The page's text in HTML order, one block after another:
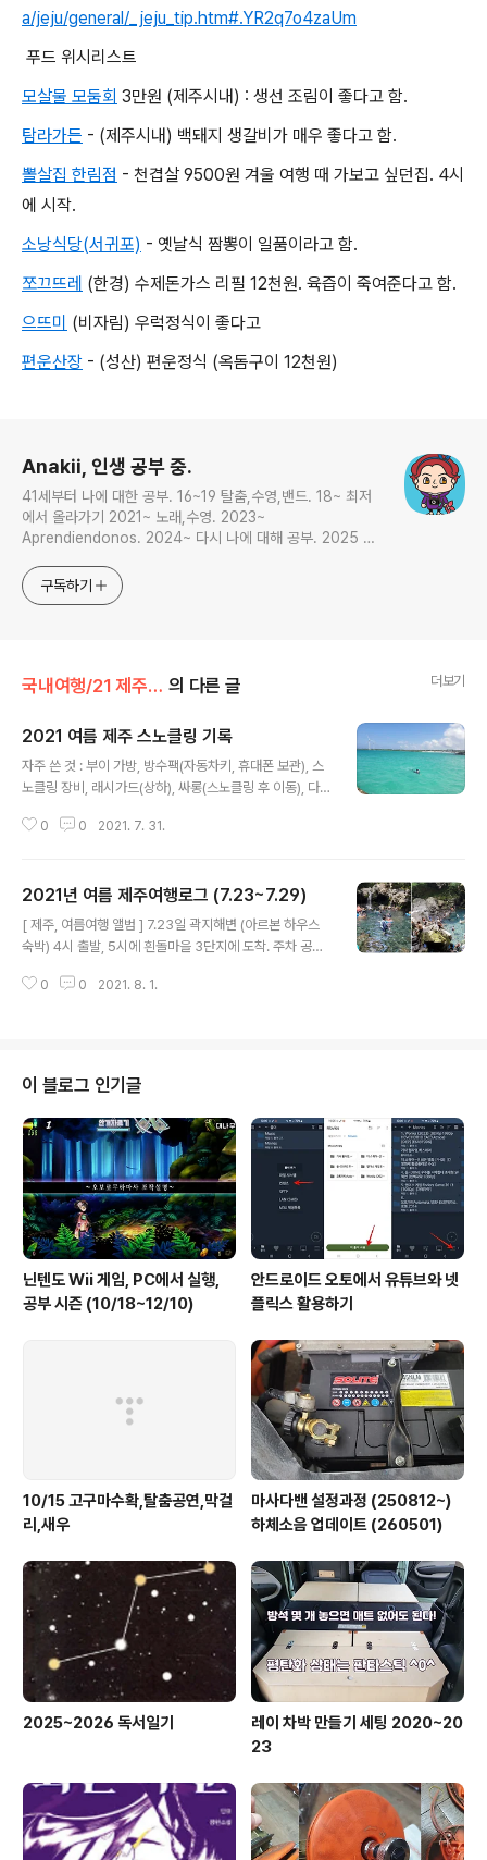
a/jeju/general/_jeju_tip.htm#.YR2q7o4zaUm
푸드 위시리스트
모살물 모둠회 3만원 (제주시내) : 생선 조림이 좋다고 함.
탐라가든 - (제주시내) 백돼지 생갈비가 매우 좋다고 함.
뽈살집 한림점 - 천겹살 9500원 겨울 여행 때 가보고 싶던집. 4시
에 시작.
소낭식당(서귀포) - 옛날식 짬뽕이 일품이라고 함.
쪼끄뜨레 (한경) 수제돈가스 리필 12천원. 육즙이 죽여준다고 함.
으뜨미 (비자림) 우럭정식이 좋다고
편운산장 - (성산) 편운정식 (옥돔구이 12천원)
Anakii, 인생 공부 중.
41세부터 나에 대한 공부. 16~19 탈춤,수영,밴드. 18~ 최저
에서 올라가기 2021~ 노래,수영. 2023~
Aprendiendonos. 2024~ 다시 나에 대해 공부. 2025 지
구독하기
국내여행/21 제주물놀이 의 다른 글 더보기
2021 여름 제주 스노클링 기록
자주 쓴 것 : 부이 가방, 방수팩(자동차키, 휴대폰 보관), 스
노클링 장비, 래시가드(상하), 싸롱(스노클링 후 이동), 다
않는다), 숏핀 다음에 준비할 것 : 수중카메라, 핀용 코 버선
쓰지 못함) 이번 여름여행의 테마는 동해안 따라 내려가는
스노클링이었고 원래 제주는 언감생심이었다. 그런데 우연
히 제주를 검색했더니 항공료와 숙소가 말도 안되는 가격
만 어차피 우리는 사람들과의 접촉이 거의 없을 예정이기
0 0 2021. 7. 31.
2021년 여름 제주여행로그 (7.23~7.29)
[ 제주, 여름여행 앨범 ] 7.23일 곽지해변 (아르본 하우스
숙박) 4시 출발, 5시에 흰돌마을 3단지에 도착. 주차 공간
6시50분 비행기라서 UT앱으로 택시를 불렀다. 택시기사
wh 배터리와 라이터 때문에 짐 검사소에서 재확인. 배터리
는 휴대해야 하며 100wh넘어가는 경우 보안검색대에서
미리 확인 받아야 함. 공항에서 핫바지 스타일의 남성을 봤
다. 벙거지에 티셔츠, 헐렁하고 발목을 조인 바지 스타일.
궂이 찾아가 물어 봤다. 87mm라는 브랜드라고 한다 스페
어팬츠라는 ..
0 0 2021. 8. 1.
이 블로그 인기글
닌텐도 Wii 게임, PC에서 실행,
공부 시즌 (10/18~12/10)
안드로이드 오토에서 유튜브와 넷
플릭스 활용하기
10/15 고구마수확,탈춤공연,막걸
리,새우
마사다밴 설정과정 (250812~)
하체소음 업데이트 (260501)
2025~2026 독서일기
레이 차박 만들기 세팅 2020~20
23